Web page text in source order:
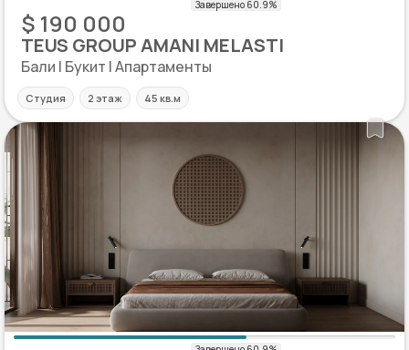
$ 190 000
TEUS GROUP AMANI MELASTI
Бали | Букит | Апартаменты
Студия 2 этаж 45 кв.м